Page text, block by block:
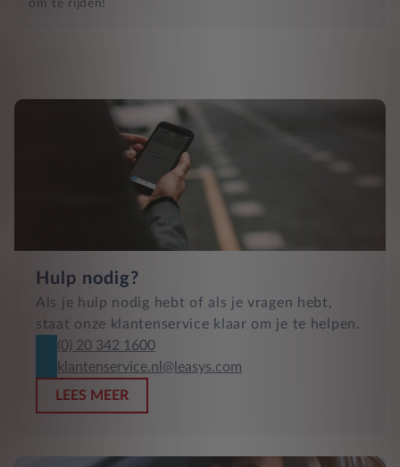
om te rijden!
Hulp nodig?
Als je hulp nodig hebt of als je vragen hebt,
staat onze klantenservice klaar om je te helpen.
(0) 20 342 1600
klantenservice.nl@leasys.com
LEES MEER